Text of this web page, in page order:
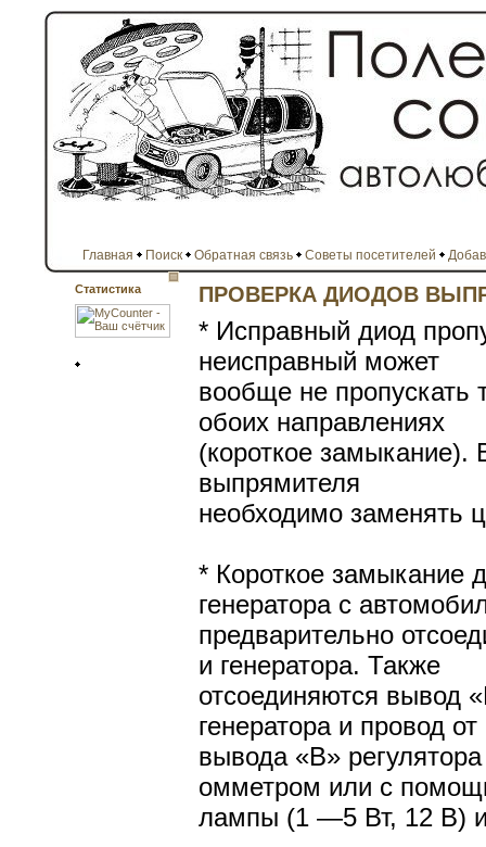
Главная Поиск Обратная связь Советы посетителей
Статистика ПРОВЕРКА ДИОДОВ
* Исправный диод
неисправный может
вообще не пропускать
обоих направлениях
(короткое замыкание).
выпрямителя
необходимо заменять
* Короткое замыкание
генератора с
предварительно
и генератора. Также
отсоединяются вывод
генератора и провод от
вывода «В»
омметром или с
лампы (1 —5 Вт, 12 В) и